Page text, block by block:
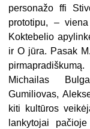
personažo ffi
prototipu, –
Koktebelio
ir O jūra. Pasak
Michailas
Gumiliovas,
kiti kultūros
lankytojai